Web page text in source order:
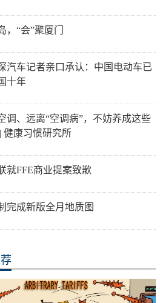
，“会”聚厦门
汽车记者亲口承认：中国电动车已
十年
调、远离“空调病”，不妨养成这些
健康习惯研究所
就FFE商业提案致歉
完成新版全月地质图